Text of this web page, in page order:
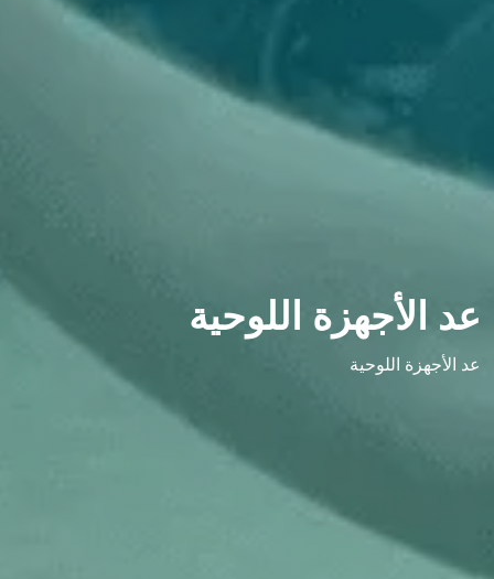
عد الأجهزة اللوحية
عد الأجهزة اللوحية